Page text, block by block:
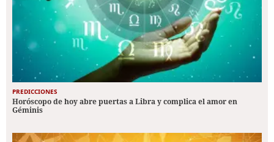
PREDICCIONES
Horóscopo de hoy abre puertas a Libra y complica el amor en
Géminis